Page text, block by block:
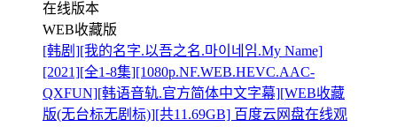
在线版本
WEB收藏版
[韩剧][我的名字.以吾之名.마이네임.My Name]
[2021][全1-8集][1080p.NF.WEB.HEVC.AAC-
QXFUN][韩语音轨.官方简体中文字幕][WEB收藏
版(无台标无剧标)][共11.69GB] 百度云网盘在线观